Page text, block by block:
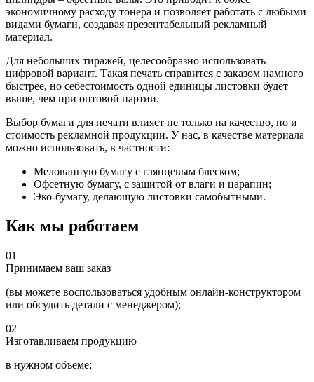
экономичному расходу тонера и позволяет работать с любыми
видами бумаги, создавая презентабельный рекламный
материал.
Для небольших тиражей, целесообразно использовать
цифровой вариант. Такая печать справится с заказом намного
быстрее, но себестоимость одной единицы листовки будет
выше, чем при оптовой партии.
Выбор бумаги для печати влияет не только на качество, но и
стоимость рекламной продукции. У нас, в качестве материала
можно использовать, в частности:
Мелованную бумагу с глянцевым блеском;
Офсетную бумагу, с защитой от влаги и царапин;
Эко-бумагу, делающую листовки самобытными.
Как мы работаем
01
Принимаем ваш заказ
(вы можете воспользоваться удобным онлайн-конструктором
или обсудить детали с менеджером);
02
Изготавливаем продукцию
в нужном объеме;